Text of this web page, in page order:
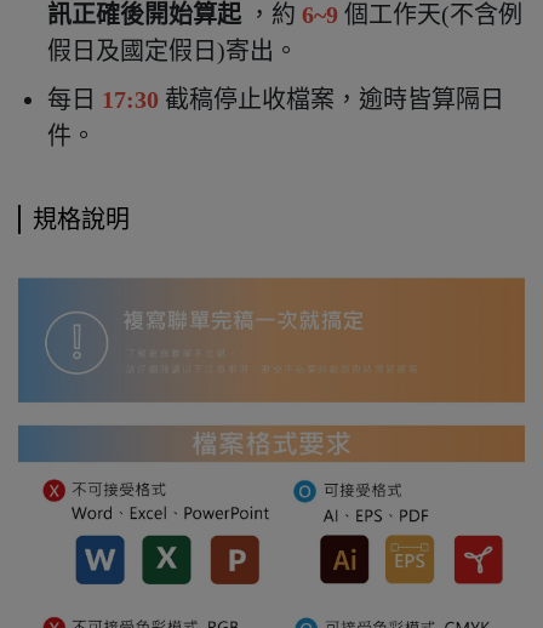
訊正確後開始算起 ，約 6~9 個工作天(不含例
假日及國定假日)寄出 。
每日 17:30 截稿停止收檔案，逾時皆算隔日
件。
規格說明